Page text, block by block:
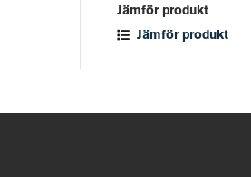
Jämför produkt
Jämför produkt